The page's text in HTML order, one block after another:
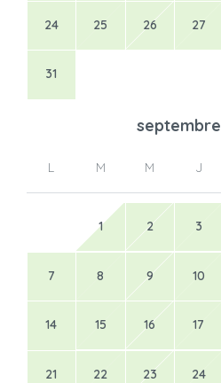
24 25 26 27
31
septembre
L M M J
1 2 3
7 8 9 10
14 15 16 17
21 22 23 24